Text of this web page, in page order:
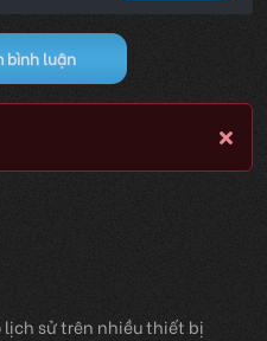
bình luận
lịch sử trên nhiều thiết bị